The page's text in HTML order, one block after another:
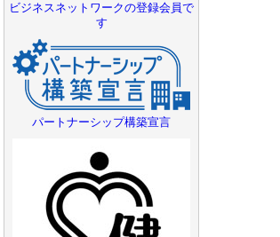
ビジネスネットワークの登録会員で
す
パートナーシップ構築宣言